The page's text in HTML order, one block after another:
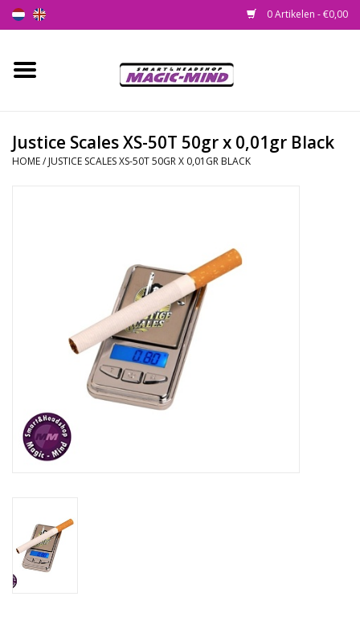
0 Artikelen - €0,00
Home
Smartshop
Psychedelic
Rituals & Wierook
Sale
Justice Scales XS-50T 50gr x 0,01gr Black
HOME/ JUSTICE SCALES XS-50T 50GR X 0,01GR BLACK